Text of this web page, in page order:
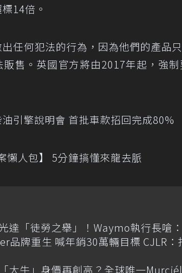
14倍。
任何犯法的行為，因為他們的產品
販售。英國官方將由2017年起，強
引擎說明會 首批車款招回完成80%
懶人包】 5分鐘搞懂來龍去脈
達「徒勞之舉」！Waymo執行長嗆
品牌重生 喊年銷30萬輛目標 CJLR
大牛」身價再創高？全球唯一